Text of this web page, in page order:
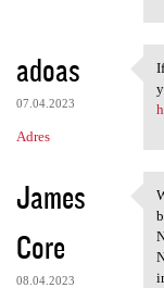
adoas
07.04.2023
Adres
If
James
Core
08.04.2023